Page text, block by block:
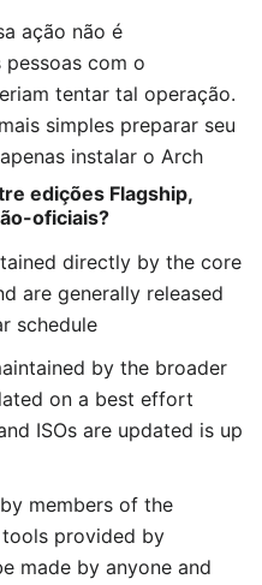
ação não é
pessoas com o
tentar tal operação.
simples preparar seu
instalar o Arch
edições Flagship,
oficiais?
directly by the core
are generally released
schedule
by the broader
on a best effort
ISOs are updated is up
members of the
provided by
made by anyone and